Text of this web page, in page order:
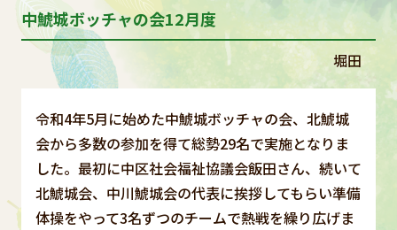
中鯱城ボッチャの会12月度
堀田
令和4年5月に始めた中鯱城ボッチャの会、北鯱城
会から多数の参加を得て総勢29名で実施となりま
した。最初に中区社会福祉協議会飯田さん、続いて
北鯱城会、中川鯱城会の代表に挨拶してもらい準備
体操をやって3名ずつのチームで熱戦を繰り広げま